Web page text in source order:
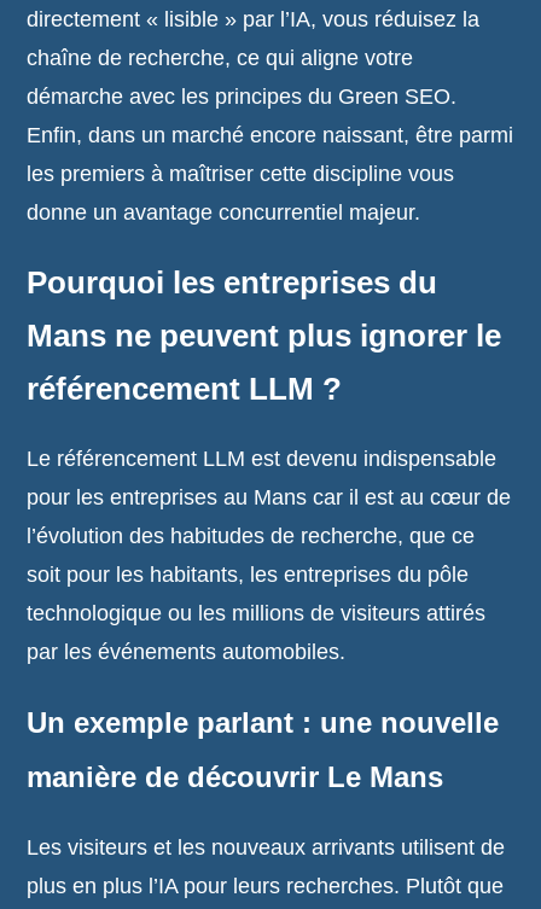
directement « lisible » par l’IA, vous réduisez la
chaîne de recherche, ce qui aligne votre
démarche avec les principes du Green SEO.
Enfin, dans un marché encore naissant, être parmi
les premiers à maîtriser cette discipline vous
donne un avantage concurrentiel majeur.
Pourquoi les entreprises du
Mans ne peuvent plus ignorer le
référencement LLM ?
Le référencement LLM est devenu indispensable
pour les entreprises au Mans car il est au cœur de
l’évolution des habitudes de recherche, que ce
soit pour les habitants, les entreprises du pôle
technologique ou les millions de visiteurs attirés
par les événements automobiles.
Un exemple parlant : une nouvelle
manière de découvrir Le Mans
Les visiteurs et les nouveaux arrivants utilisent de
plus en plus l’IA pour leurs recherches. Plutôt que